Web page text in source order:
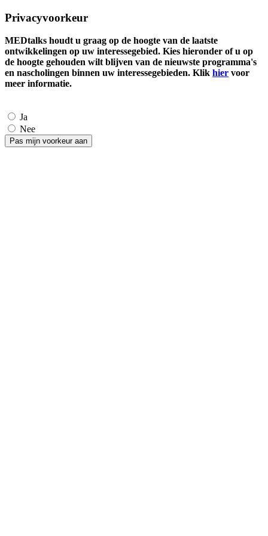
Privacyvoorkeur
MEDtalks houdt u graag op de hoogte van de laatste
ontwikkelingen op uw interessegebied. Kies hieronder of u op
de hoogte gehouden wilt blijven van de nieuwste programma's
en nascholingen binnen uw interessegebieden. Klik hier voor
meer informatie.
Ja
Nee